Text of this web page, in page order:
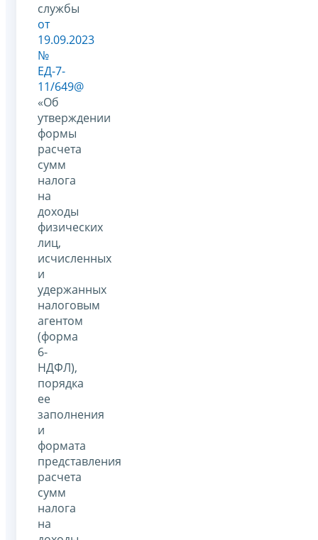
службы
от
19.09.2023
№
ЕД-7-
11/649@
«Об
утверждении
формы
расчета
сумм
налога
на
доходы
физических
лиц,
исчисленных
и
удержанных
налоговым
агентом
(форма
6-
НДФЛ),
порядка
ее
заполнения
и
формата
представления
расчета
сумм
налога
на